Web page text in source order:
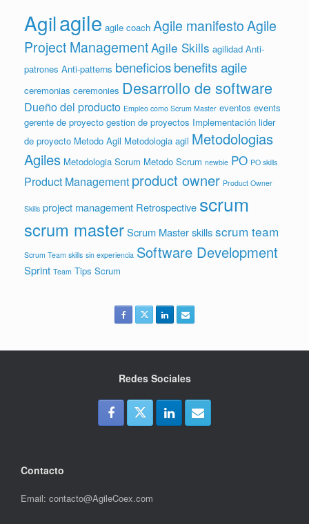
Agilagile agile coach Agile manifestoAgile
Project ManagementAgile Skills agilidad Anti-
patrones Anti-patterns beneficiosbenefits agile
ceremonias ceremonies Desarrollo de software
Dueño del producto Empleo como Scrum Master eventos events
gerente de proyecto gestion de proyectos Implementación lider
de proyecto Metodo Agil Metodologia agil Metodologias
Agiles Metodologia Scrum Metodo Scrum newbie PO PO skills
Product Management product owner Product Owner
Skills project management Retrospective scrum
scrum masterScrum Master skillsscrum team
Scrum Team skills sin experiencia Software Development
Sprint Team Tips Scrum
Redes Sociales
Contacto
Email: contacto@AgileCoex.com